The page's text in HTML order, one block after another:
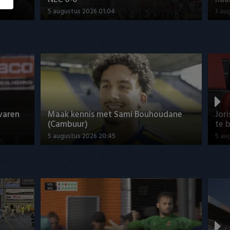
5 augustus 2026 01:04 3
Maak kennis met Sami Bouhoudane
(Cambuur)
5 augustus 2026 20:45
te
5